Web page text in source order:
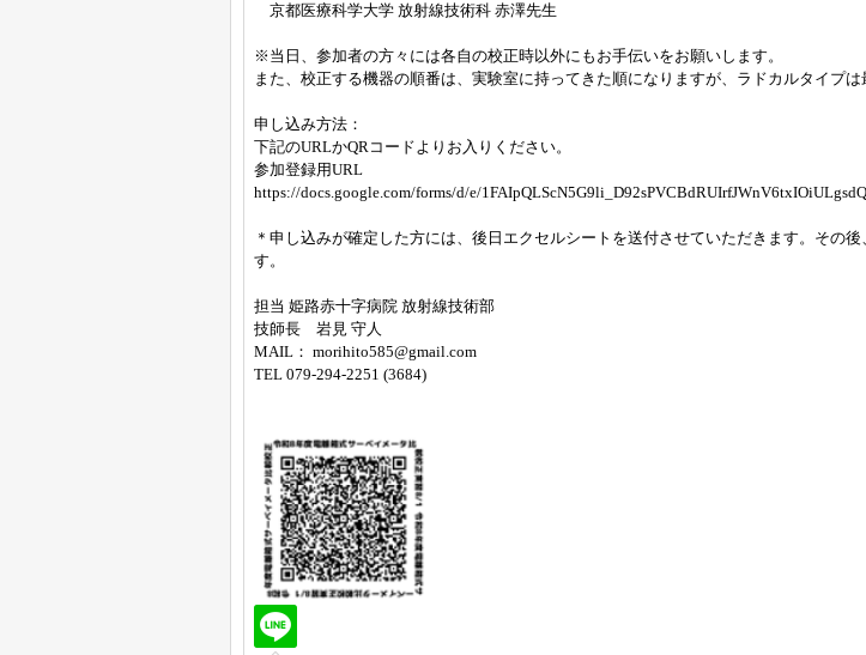
京都医療科学大学 放射線技術科 赤澤先生
※当日、参加者の方々には各自の校正時以外にもお手伝いをお願いします。
また、校正する機器の順番は、実験室に持ってきた順になりますが、ラドカルタイプは
申し込み方法：
下記のURLかQRコードよりお入りください。
参加登録用URL
https://docs.google.com/forms/d/e/
＊申し込みが確定した方には、後日エクセルシートを送付させていただきます。その
す。
担当 姫路赤十字病院 放射線技術部
技師長 岩見 守人
MAIL： morihito585@gmail.com
TEL 079-294-2251 (3684)